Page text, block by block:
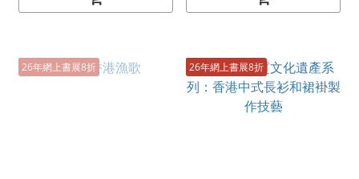
26年網上書展8折 26年網上書展8折